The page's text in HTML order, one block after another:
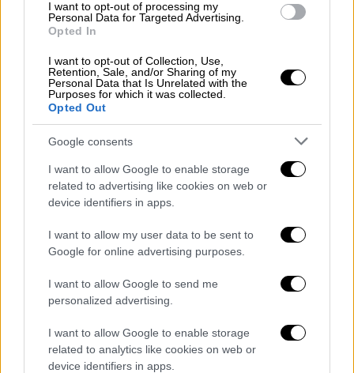
I want to opt-out of processing my
Personal Data for Targeted Advertising.
Opted In
I want to opt-out of Collection, Use,
Retention, Sale, and/or Sharing of my
Personal Data that Is Unrelated with the
Purposes for which it was collected.
Opted Out
Google consents
I want to allow Google to enable storage
related to advertising like cookies on web or
device identifiers in apps.
I want to allow my user data to be sent to
Google for online advertising purposes.
I want to allow Google to send me
personalized advertising.
I want to allow Google to enable storage
related to analytics like cookies on web or
device identifiers in apps.
δοκιμάσουν το παιχνίδι, να συναντήσουν τον
δημιουργόΆρη Δραγώνη
από την παραγωγή και κυκλοφορία του
τίτλου, καθώς και να συμμετέχουν σε
κληρώσεις για συλλεκτικά δώρα.
υποστήριξη του
ΕΚΚΟΜΕΔ, αντικατοπτρίζοντας την
ευρύτερη συνεργασία του ελληνικού gaming
οικοσυστήματος γύρω από έναν τίτλο με
διεθνή παρουσία.
https://fienta.com/necrophosis-full-
consciousness-launch-event-atpublic-
syntagma